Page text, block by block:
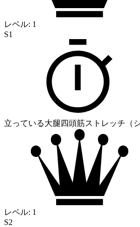
レベル: 1
S1
立っている大腿四頭筋ストレッチ（
レベル: 1
S2